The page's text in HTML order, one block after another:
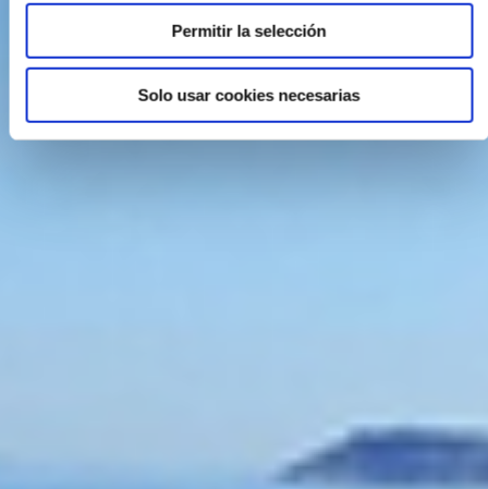
Permitir la selección
Solo usar cookies necesarias